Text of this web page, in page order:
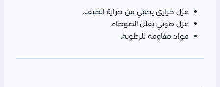
عزل حراري يحمي من حرارة الصيف.
عزل صوتي يقلل الضوضاء.
مواد مقاومة للرطوبة.